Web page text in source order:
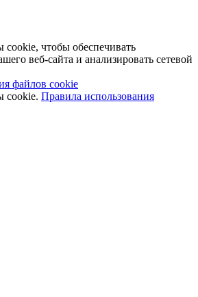
чтобы обеспечивать
веб-сайта и анализировать сетевой
файлов cookie
cookie. Правила использования